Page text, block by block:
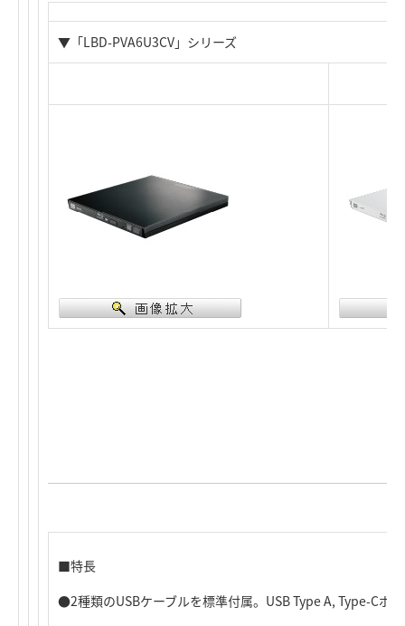
▼「LBD-PVA6U3CV」シリーズ
■特長
●2種類のUSBケーブルを標準付属。USB Type A, Type-Cポ